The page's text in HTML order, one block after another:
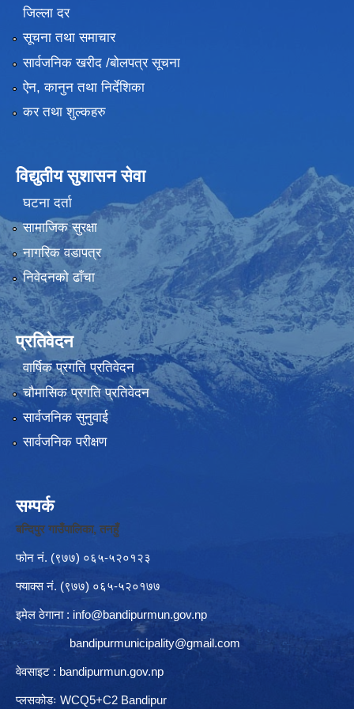
जिल्ला दर
सूचना तथा समाचार
सार्वजनिक खरीद /बोलपत्र सूचना
ऐन, कानुन तथा निर्देशिका
कर तथा शुल्कहरु
विद्युतीय सुशासन सेवा
घटना दर्ता
सामाजिक सुरक्षा
नागरिक वडापत्र
निवेदनको ढाँचा
प्रतिवेदन
वार्षिक प्रगति प्रतिवेदन
चौमासिक प्रगति प्रतिवेदन
सार्वजनिक सुनुवाई
सार्वजनिक परीक्षण
सम्पर्क
बन्दिपुर गाउँपालिका, तनहुँ
फोन नं‍. (९७७) ०६५-५२०१२३
फ्याक्स नं. (९७७) ०६५-५२०१७७
इमेल ठेगाना : info@bandipurmun.gov.np
bandipurmunicipality@gmail.com
वेवसाइट : bandipurmun.gov.np
प्लसकोडः WCQ5+C2 Bandipur